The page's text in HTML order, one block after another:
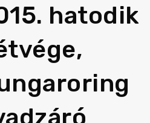
hatodik